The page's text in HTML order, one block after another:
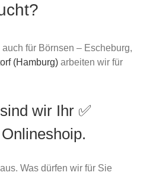
für Börnsen – Escheburg,
(Hamburg) arbeiten wir für
wir Ihr ✅
Was dürfen wir für Sie